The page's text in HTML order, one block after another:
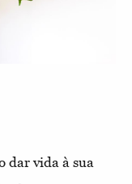
dar vida à sua